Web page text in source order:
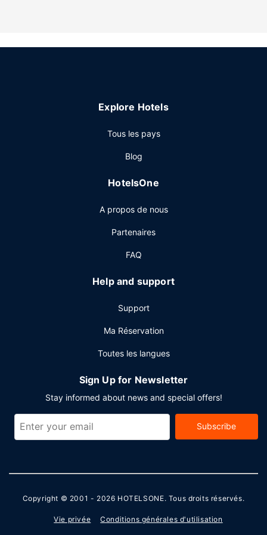
La détente avant tout ! Profitez des nombreuses options
également l'accès Wi-Fi à Internet gratuit et des
Les équipements et services proposés incluent un
laverie. Un parking gratuit est disponible dans l'enceinte
Explore Hotels
Tous les pays
Blog
HotelsOne
A propos de nous
Partenaires
FAQ
Help and support
Support
Ma Réservation
Toutes les langues
Sign Up for Newsletter
Stay informed about news and special offers!
Subscribe
Copyright © 2001 - 2026 HOTELSONE. Tous droits réservés.
Vie privée Conditions générales d'utilisation